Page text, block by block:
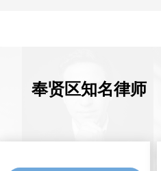
奉贤区知名律师